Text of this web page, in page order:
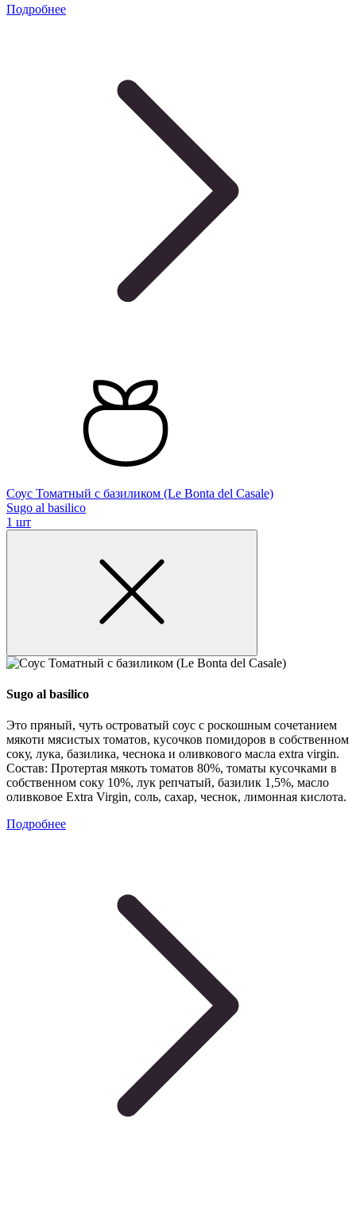
Подробнее
Соус Томатный с базиликом (Le Bonta del Casale)
Sugo al basilico
1 шт
Sugo al basilico
Это пряный, чуть островатый соус с роскошным сочетанием
мякоти мясистых томатов, кусочков помидоров в собственном
соку, лука, базилика, чеснока и оливкового масла extra virgin.
Состав: Протертая мякоть томатов 80%, томаты кусочками в
собственном соку 10%, лук репчатый, базилик 1,5%, масло
оливковое Extra Virgin, соль, сахар, чеснок, лимонная кислота.
Подробнее